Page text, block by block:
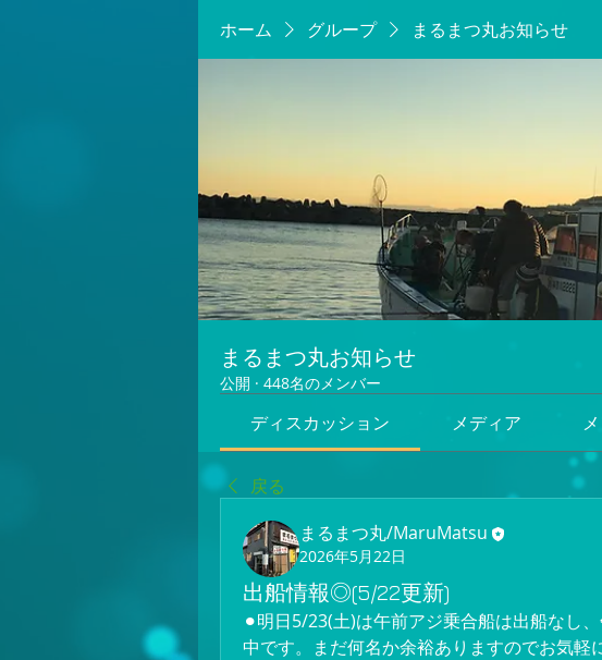
ホーム グループ まるまつ丸お知らせ
まるまつ丸お知らせ
公開 · 448名のメンバー
ディスカッション メディア
戻る
まるまつ丸/MaruMatsu
2026年5月22日
出船情報◎(5/22更新)
⚫︎明日5/23(土)は午前アジ乗合船は出船なし
中です。まだ何名か余裕ありますのでお気軽